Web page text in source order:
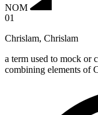
NOM
01
Chrislam, Chrislam
a term used to mock or
combining elements of